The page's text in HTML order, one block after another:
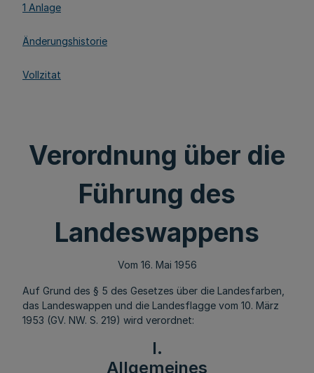
1 Anlage
Änderungshistorie
Vollzitat
Verordnung über die
Führung des
Landeswappens
Vom 16. Mai 1956
Auf Grund des § 5 des Gesetzes über die Landesfarben,
das Landeswappen und die Landesflagge vom 10. März
1953 (GV. NW. S. 219) wird verordnet:
I.
Allgemeines